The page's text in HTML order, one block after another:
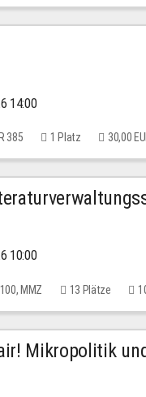
14:00
385 1 Platz 30,00
10:00
MMZ 13 Plätze
Mikropolitik